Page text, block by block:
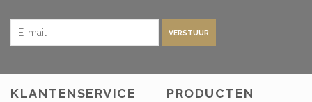
VERSTUUR
KLANTENSERVICE PRODUCTEN